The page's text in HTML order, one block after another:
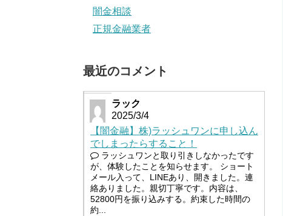
闇金相談
正規金融業者
最近のコメント
ラック
2025/3/4
【闇金融】株)ラッシュワンに申し込ん
でしまったらすること！
ラッシュワンと取り引きしなかったです
が、体験したことを知らせます。 ショート
メール入って、LINEあり、開きました。連
絡ありました。親切丁寧です。内容は、
52800円を振り込みする。約束した時間の
約...